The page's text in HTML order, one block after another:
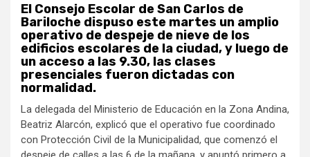
El Consejo Escolar de San Carlos de
Bariloche dispuso este martes un amplio
operativo de despeje de nieve de los
edificios escolares de la ciudad, y luego de
un acceso a las 9.30, las clases
presenciales fueron dictadas con
normalidad.
La delegada del Ministerio de Educación en la Zona Andina,
Beatriz Alarcón, explicó que el operativo fue coordinado
con Protección Civil de la Municipalidad, que comenzó el